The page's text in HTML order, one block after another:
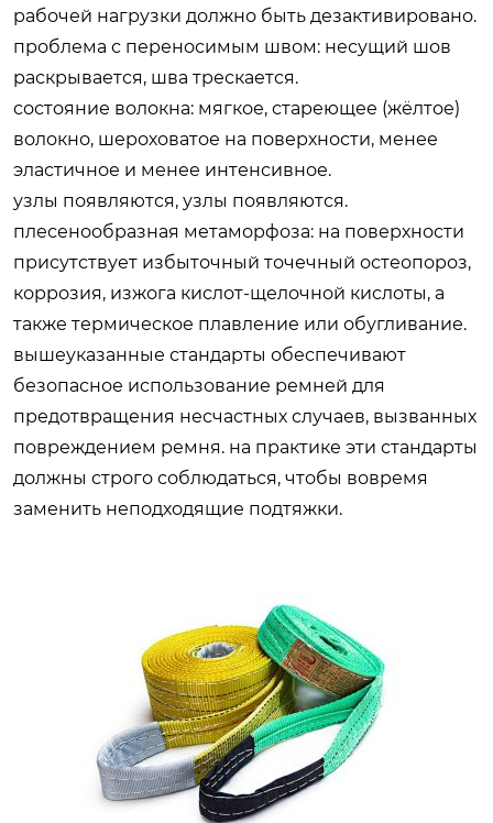
рабочей нагрузки должно быть дезактивировано.
проблема с переносимым швом: несущий шов
раскрывается, шва трескается.
состояние волокна: мягкое, стареющее (жёлтое)
волокно, шероховатое на поверхности, менее
эластичное и менее интенсивное.
узлы появляются, узлы появляются.
плесенообразная метаморфоза: на поверхности
присутствует избыточный точечный остеопороз,
коррозия, изжога кислот-щелочной кислоты, а
также термическое плавление или обугливание.
вышеуказанные стандарты обеспечивают
безопасное использование ремней для
предотвращения несчастных случаев, вызванных
повреждением ремня. на практике эти стандарты
должны строго соблюдаться, чтобы вовремя
заменить неподходящие подтяжки.